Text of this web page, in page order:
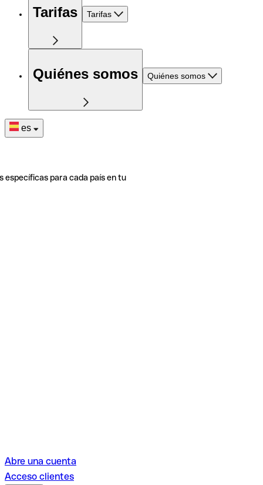
Tarifas Tarifas
Quiénes somos Quiénes somos
es
específicas para cada país en tu
Abre una cuenta
Acceso clientes